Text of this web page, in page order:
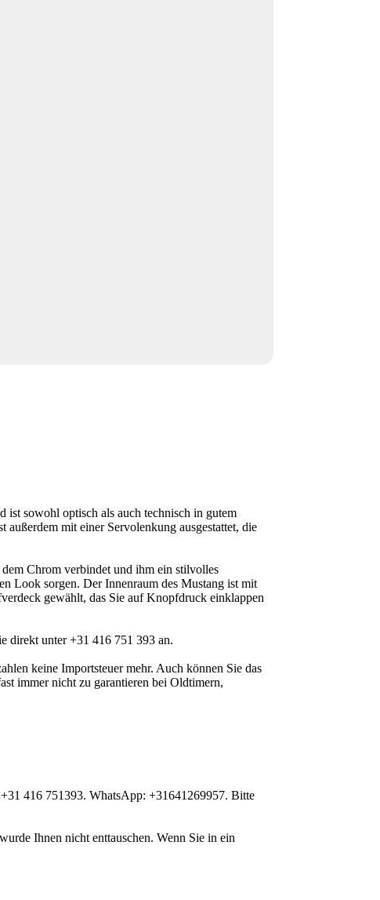
ist sowohl optisch als auch technisch in gutem
mit einer Servolenkung ausgestattet, die
Chrom verbindet und ihm ein stilvolles
Look sorgen. Der Innenraum des Mustang ist mit
gewählt, das Sie auf Knopfdruck einklappen
direkt unter +31 416 751 393 an.
keine Importsteuer mehr. Auch können Sie das
immer nicht zu garantieren bei Oldtimern,
416 751393. WhatsApp: +31641269957. Bitte
Ihnen nicht enttauschen. Wenn Sie in ein